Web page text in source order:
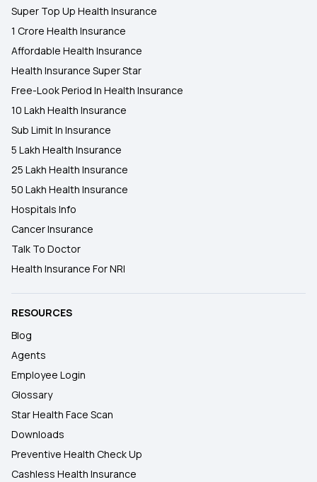
Super Top Up Health Insurance
1 Crore Health Insurance
Affordable Health Insurance
Health Insurance Super Star
Free-Look Period In Health Insurance
10 Lakh Health Insurance
Sub Limit In Insurance
5 Lakh Health Insurance
25 Lakh Health Insurance
50 Lakh Health Insurance
Hospitals Info
Cancer Insurance
Talk To Doctor
Health Insurance For NRI
RESOURCES
Blog
Agents
Employee Login
Glossary
Star Health Face Scan
Downloads
Preventive Health Check Up
Cashless Health Insurance